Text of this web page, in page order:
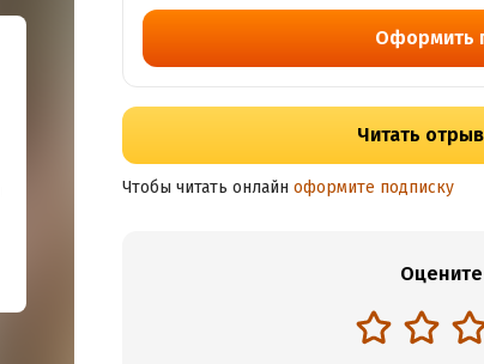
Оформить
Читать
Чтобы читать онлайн оформите подписку
Оцените